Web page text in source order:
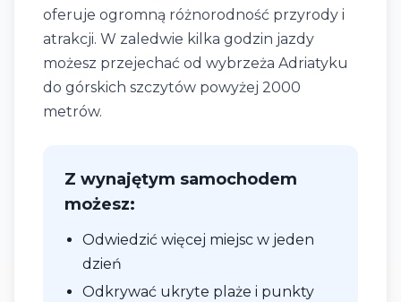
oferuje ogromną różnorodność przyrody i
atrakcji. W zaledwie kilka godzin jazdy
możesz przejechać od wybrzeża Adriatyku
do górskich szczytów powyżej 2000
metrów.
Z wynajętym samochodem
możesz:
Odwiedzić więcej miejsc w jeden
dzień
Odkrywać ukryte plaże i punkty